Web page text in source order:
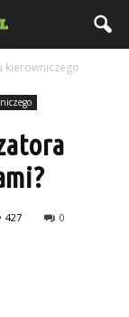
kierowniczego
427 0